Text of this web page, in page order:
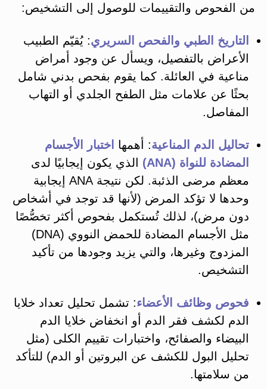
من الفحوص والتقييمات للوصول إلى التشخيص​:
التاريخ الطبي والفحص السريري: يُقيّم الطبيب
الأعراض بالتفصيل، ويسأل عن وجود أمراض
مناعية في العائلة​. كما يقوم بفحص بدني شامل
بحثًا عن علامات مثل الطفح الجلدي أو التهاب
المفاصل.
تحاليل الدم المناعية: أهمها اختبار الأجسام
المضادة للنواة (ANA)
الذي يكون إيجابيًا لدى
معظم مرضى الذئبة​. لكن نتيجة ANA إيجابية
وحدها لا تؤكد المرض (لأنها قد توجد في أشخاص
دون مرض)​، لذلك تُستكمل بفحوص أكثر تخصُّصًا
مثل الأجسام المضادة للحمض النووي (DNA)
المزدوج وغيرها، والتي يزيد وجودها من تأكيد
التشخيص​.
فحوص وظائف الأعضاء: تشمل تحليل تعداد خلايا
الدم لكشف فقر الدم أو انخفاض خلايا الدم
البيضاء والصفائح​، واختبارات تقييم الكلى (مثل
تحليل البول للكشف عن البروتين أو الدم) للتأكد
من سلامتها​.